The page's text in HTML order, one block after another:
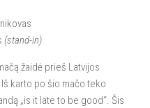
(stand-in)
žaidė prieš Latvijos
Iš karto po šio mačo teko
„is it late to be good“. Šis